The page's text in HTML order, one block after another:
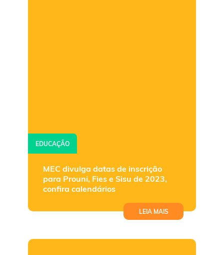
EDUCAÇÃO
MEC divulga datas de inscrição
para Prouni, Fies e Sisu de 2023,
confira calendários
LEIA MAIS